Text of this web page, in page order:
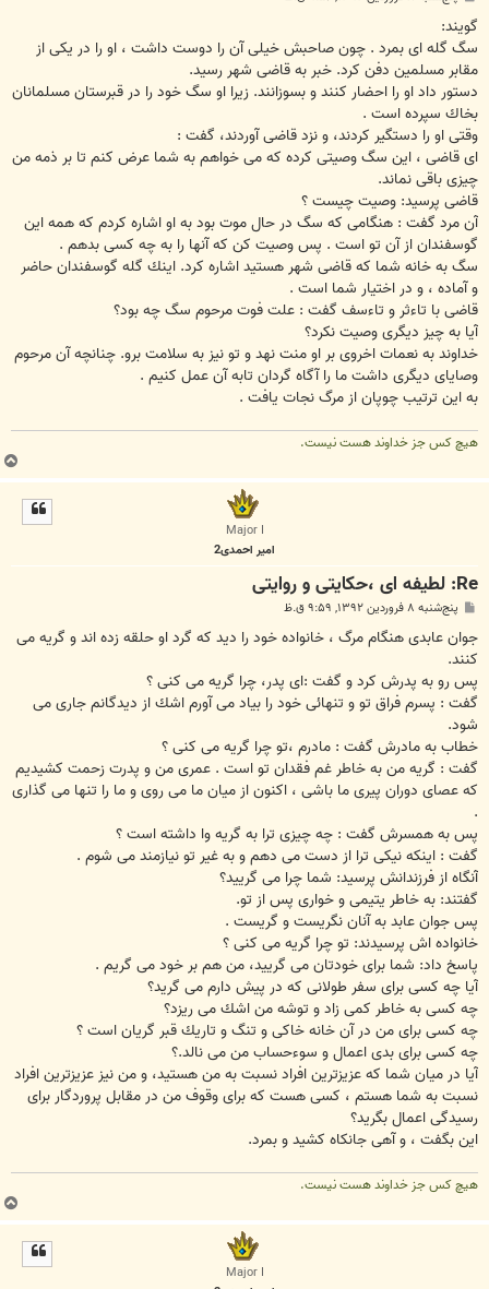
ت
گويند:
سگ گله اى بمرد . چون صاحبش خيلى آن را دوست داشت ، او را در يكى از
مقابر مسلمين دفن كرد. خبر به قاضى شهر رسيد.
دستور داد او را احضار كنند و بسوزانند. زيرا او سگ خود را در قبرستان مسلمانان
بخاك سپرده است .
وقتى او را دستگير كردند، و نزد قاضى آوردند، گفت :
اى قاضى ، اين سگ وصيتى كرده كه مى خواهم به شما عرض كنم تا بر ذمه من
چيزى باقى نماند.
قاضى پرسيد: وصيت چيست ؟
آن مرد گفت : هنگامى كه سگ در حال موت بود به او اشاره كردم كه همه اين
گوسفندان از آن تو است . پس وصيت كن كه آنها را به چه كسى بدهم .
سگ به خانه شما كه قاضى شهر هستيد اشاره كرد. اينك گله گوسفندان حاضر
و آماده ، و در اختيار شما است .
قاضى با تاءثر و تاءسف گفت : علت فوت مرحوم سگ چه بود؟
آيا به چيز ديگرى وصيت نكرد؟
خداوند به نعمات اخروى بر او منت نهد و تو نيز به سلامت برو. چنانچه آن مرحوم
وصاياى ديگرى داشت ما را آگاه گردان تابه آن عمل كنيم .
به اين ترتيب چوپان از مرگ نجات يافت .
هیچ کس جز خداوند هست نیست.
ب
ا
Major I
امیر احمدی2
Re: لطیفه ای ،حکایتی و روایتی
پ
ت
پنج‌شنبه ۸ فروردین ۱۳۹۲, ۹:۵۹ ق.ظ
جوان عابدى هنگام مرگ ، خانواده خود را ديد كه گرد او حلقه زده اند و گريه مى
كنند.
پس رو به پدرش كرد و گفت :اى پدر، چرا گريه مى كنى ؟
گفت : پسرم فراق تو و تنهائى خود را بياد مى آورم اشك از ديدگانم جارى مى
شود.
خطاب به مادرش گفت : مادرم ،تو چرا گريه مى كنى ؟
گفت : گريه من به خاطر غم فقدان تو است . عمرى من و پدرت زحمت كشيديم
كه عصاى دوران پيرى ما باشى ، اكنون از ميان ما مى روى و ما را تنها مى گذارى
پس به همسرش گفت : چه چيزى ترا به گريه وا داشته است ؟
گفت : اينكه نيكى ترا از دست مى دهم و به غير تو نيازمند مى شوم .
آنگاه از فرزندانش پرسيد: شما چرا مى گرييد؟
گفتند: به خاطر يتيمى و خوارى پس از تو.
پس جوان عابد به آنان نگريست و گريست .
خانواده اش پرسيدند: تو چرا گريه مى كنى ؟
پاسخ داد: شما براى خودتان مى گرييد، من هم بر خود مى گريم .
آيا چه كسى براى سفر طولانى كه در پيش دارم مى گريد؟
چه كسى به خاطر كمى زاد و توشه من اشك مى ريزد؟
چه كسى براى من در آن خانه خاكى و تنگ و تاريك قبر گريان است ؟
چه كسى براى بدى اعمال و سوءحساب من مى نالد.؟
آيا در ميان شما كه عزيزترين افراد نسبت به من هستيد، و من نيز عزيزترين افراد
نسبت به شما هستم ، كسى هست كه براى وقوف من در مقابل پروردگار براى
رسيدگى اعمال بگريد؟
اين بگفت ، و آهى جانكاه كشيد و بمرد.
هیچ کس جز خداوند هست نیست.
ب
ا
Major I